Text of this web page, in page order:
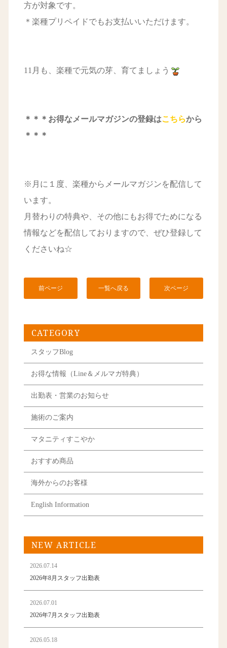
方が対象です。
＊楽種プリペイドでもお支払いいただけます。
11月も、楽種で元気の芽、育てましょう
＊＊＊お得なメールマガジンの登録はこちらから
＊＊＊
※月に１度、楽種からメールマガジンを配信して
います。
月替わりの特典や、その他にもお得でためになる
情報などを配信しておりますので、ぜひ登録して
くださいね☆
前ページ 一覧へ戻る 次ページ
CATEGORY
スタッフBlog
お得な情報（Line＆メルマガ特典）
出勤表・営業のお知らせ
施術のご案内
マタニティすこやか
おすすめ商品
海外からのお客様
English Information
NEW ARTICLE
2026.07.14
2026年8月スタッフ出勤表
2026.07.01
2026年7月スタッフ出勤表
2026.05.18